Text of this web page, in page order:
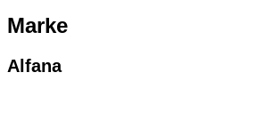
Marke
Alfana